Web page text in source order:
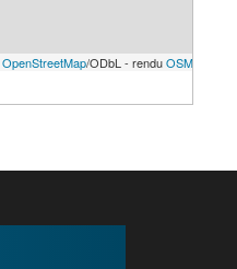
OpenStreetMap/ODbL - renduOSM France